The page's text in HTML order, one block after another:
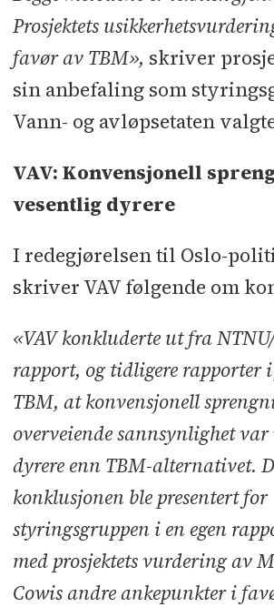
Prosjektets
favør av TBM», skriver
sin anbefaling som
Vann- og avløpsetaten
VAV: Konvensjonell
vesentlig dyrere
I redegjørelsen til Oslo-
skriver VAV følgende om
«VAV konkluderte ut fra
rapport, og tidligere rapporter
TBM, at konvensjonell
overveiende sannsynlighet var
dyrere enn TBM-alternativet.
konklusjonen ble presentert for
styringsgruppen i en egen
med prosjektets vurdering av
Cowis andre ankepunkter i